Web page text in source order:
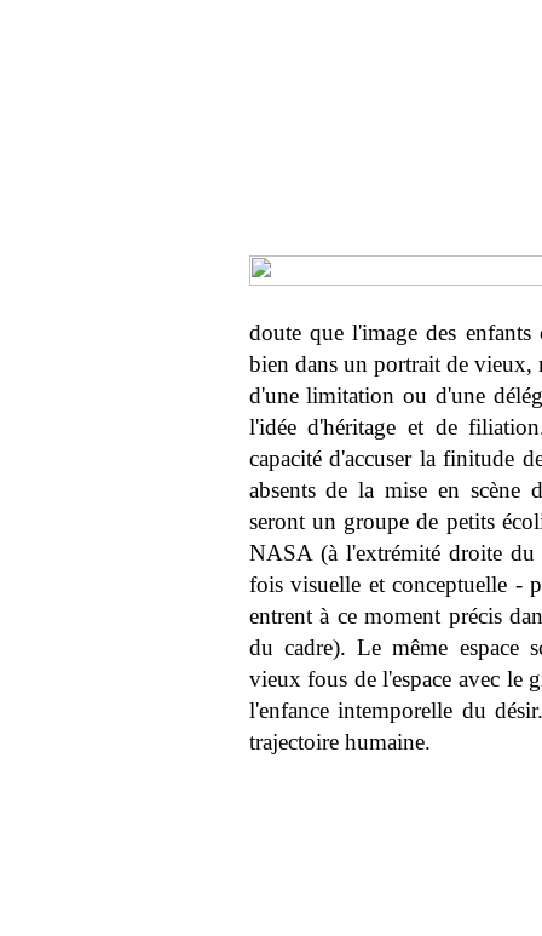
doute que l'image des
bien dans un portrait de vieux,
d'une limitation ou d'une
l'idée d'héritage et de
capacité d'accuser la finitude
absents de la mise en scène
seront un groupe de petits
NASA (à l'extrémité droite
fois visuelle et conceptuelle -
entrent à ce moment précis
du cadre). Le même espace
vieux fous de l'espace avec le
l'enfance intemporelle du
trajectoire humaine.